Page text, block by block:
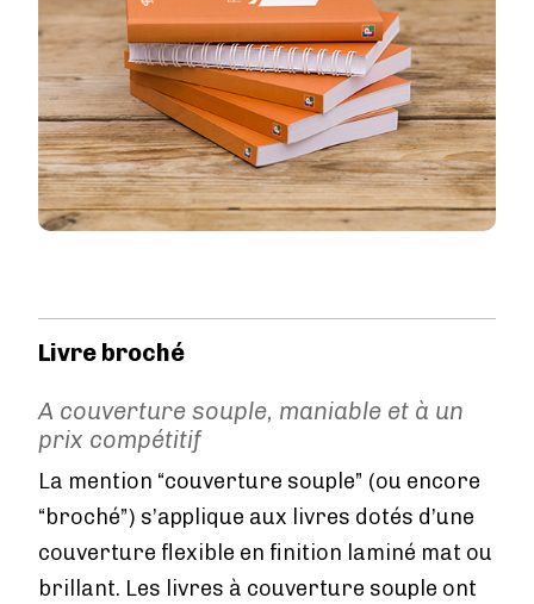
Créer un compte
Livre broché
A couverture souple, maniable et à un
prix compétitif
La mention “couverture souple” (ou encore
“broché”) s’applique aux livres dotés d’une
couverture flexible en finition laminé mat ou
brillant. Les livres à couverture souple ont